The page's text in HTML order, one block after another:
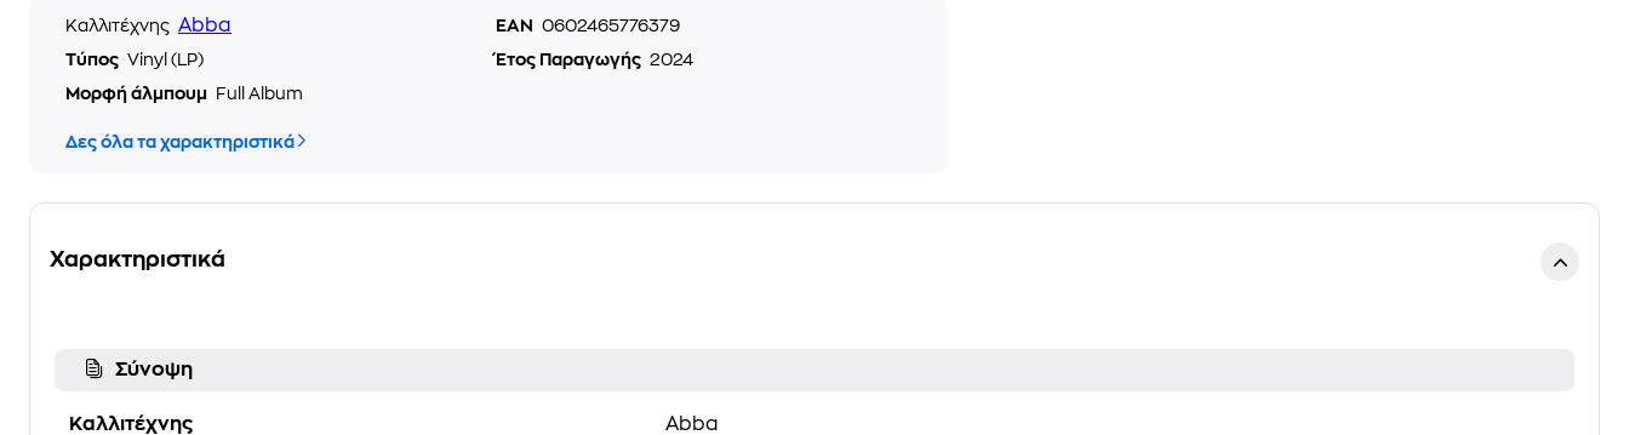
Καλλιτέχνης Abba EAN
0602465776379
Τύπος Vinyl (LP) Έτος Παραγωγής 2024
Μορφή άλμπουμ
Full Album
Δες όλα τα χαρακτηριστικά
Χαρακτηριστικά
Σύνοψη
Καλλιτέχνης Abba